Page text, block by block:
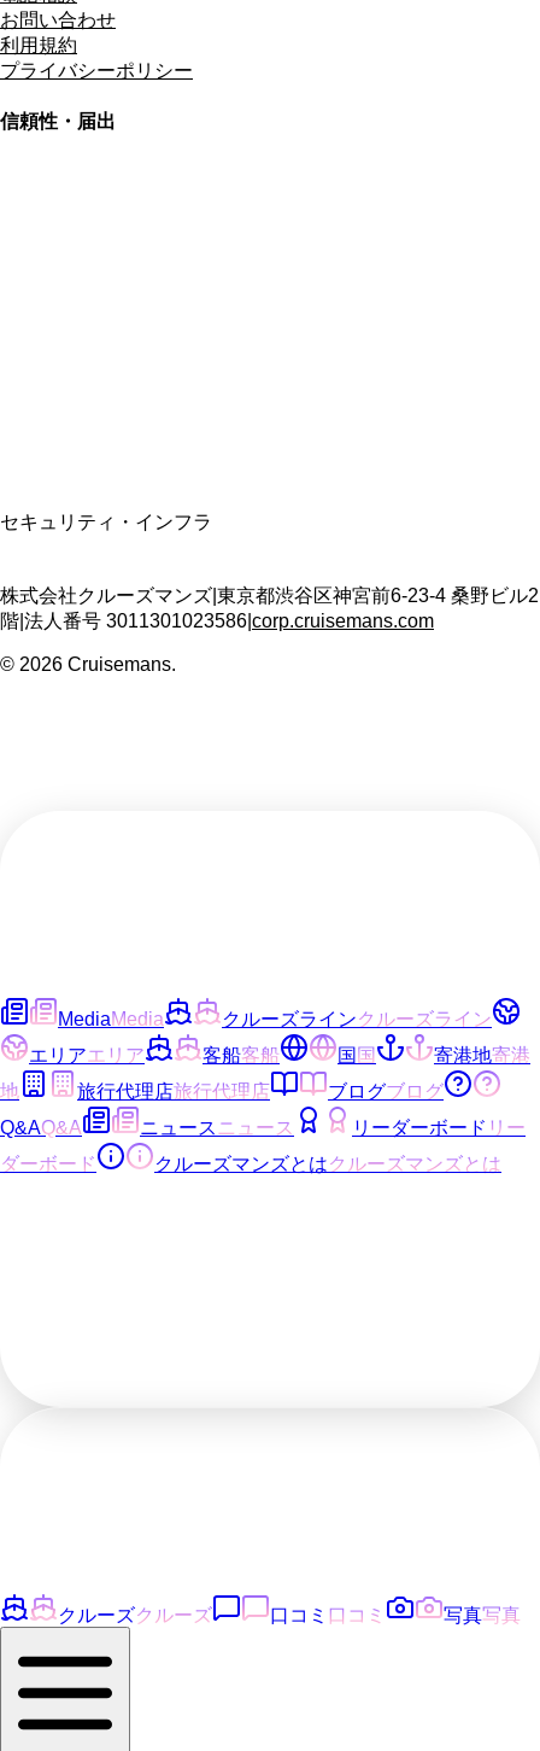
お問い合わせ
利用規約
プライバシーポリシー
信頼性・届出
セキュリティ・インフラ
株式会社クルーズマンズ 東京都渋谷区神宮前6-23-4 桑野ビル2
階 法人番号 3011301023586 corp.cruisemans.com
© 2026 Cruisemans.
MediaMedia クルーズラインクルーズライン
エリアエリア 客船客船 国国 寄港地寄港
地
旅行代理店旅行代理店 ブログブログ
Q&AQ&A ニュース ニュース リーダーボード リー
ダーボード
クルーズマンズとはクルーズマンズとは
クルーズクルーズ 口コミ 口コミ 写真写真